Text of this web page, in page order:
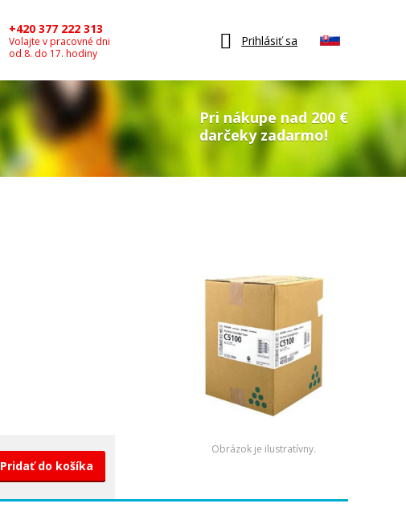
+420 377 222 313
Volajte v pracovné dni
od 8. do 17. hodiny
Prihlásiť sa
Pri nákupe nad 200 €
darčeky zadarmo!
Pridať do košíka
Obrázok je ilustratívny.